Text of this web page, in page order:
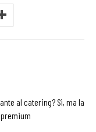
al catering? Sì, ma la